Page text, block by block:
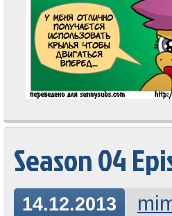
Season 04
14.12.2013